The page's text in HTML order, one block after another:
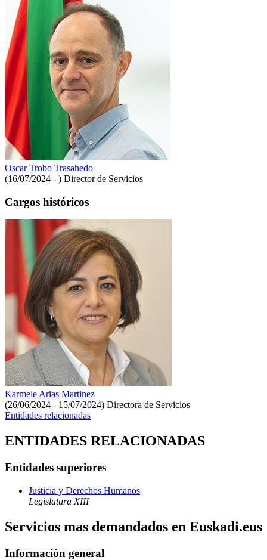
Oscar Trobo Trasahedo
(16/07/2024 - ) Director de Servicios
Cargos históricos
Karmele Arias Martinez
(26/06/2024 - 15/07/2024) Directora de Servicios
Entidades relacionadas
ENTIDADES RELACIONADAS
Entidades superiores
Justicia y Derechos Humanos
Legislatura XIII
Servicios mas demandados en Euskadi.eus
Información general